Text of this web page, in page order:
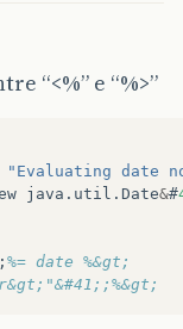
“<%” e “%>”
"Evaluating date
java . util . Date&#
; %= date %&gt;